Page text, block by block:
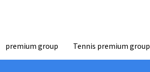
premium group Tennis premium group